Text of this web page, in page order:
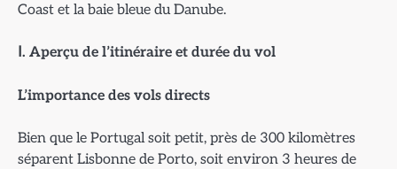
Coast et la baie bleue du Danube.
Ⅰ. Aperçu de l’itinéraire et durée du vol
L’importance des vols directs
Bien que le Portugal soit petit, près de 300 kilomètres
séparent Lisbonne de Porto, soit environ 3 heures de